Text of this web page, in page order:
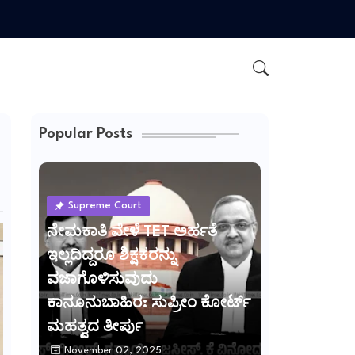
Popular Posts
Supreme Court
ನೇಮಕಾತಿ ವೇಳೆ TET ಅರ್ಹತೆ
ಇಲ್ಲದಿದ್ದರೂ ಶಿಕ್ಷಕರನ್ನು
ವಜಾಗೊಳಿಸುವುದು
ಕಾನೂನುಬಾಹಿರ: ಸುಪ್ರೀಂ ಕೋರ್ಟ್
ಮಹತ್ವದ ತೀರ್ಪು
November 02, 2025